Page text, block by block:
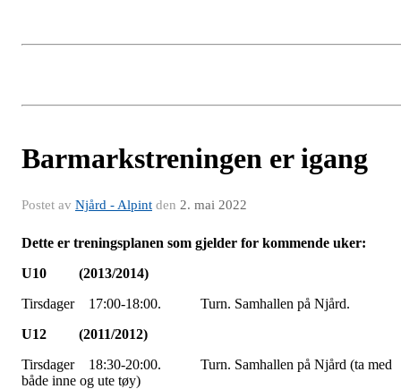
Barmarkstreningen er igang
Postet av Njård - Alpint den 2. mai 2022
Dette er treningsplanen som gjelder for kommende uker:
U10 (2013/2014)
Tirsdager 17:00-18:00. Turn. Samhallen på Njård.
U12 (2011/2012)
Tirsdager 18:30-20:00. Turn. Samhallen på Njård (ta med
både inne og ute tøy)